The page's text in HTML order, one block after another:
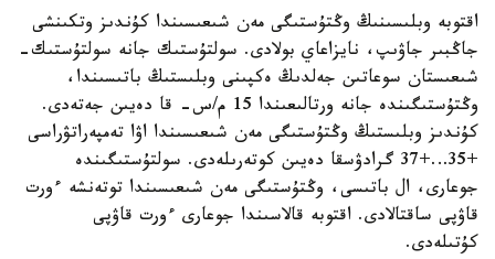
اقتوبە وبلىسىنىڭ وڭتۇستىگى مەن شىعىسىندا كۇندىز وتكىنشى
جاڭبىر جاۋىپ، نايزاعاي بولادى. سولتۇستىك جانە سولتۇستىك-
شىعىستان سوعاتىن جەلدىڭ ەكپىنى وبلىستىڭ باتىسىندا،
وڭتۇستىگىندە جانە ورتالىعىندا 15 م/س- قا دەيىن جەتەدى.
كۇندىز وبلىستىڭ وڭتۇستىگى مەن شىعىسىندا اۋا تەمپەراتۋراسى
+35…+37 گرادۋسقا دەيىن كوتەرىلەدى. سولتۇستىگىندە
جوعارى، ال باتىسى، وڭتۇستىگى مەن شىعىسىندا توتەنشە ءورت
قاۋپى ساقتالادى. اقتوبە قالاسىندا جوعارى ءورت قاۋپى
كۇتىلەدى.